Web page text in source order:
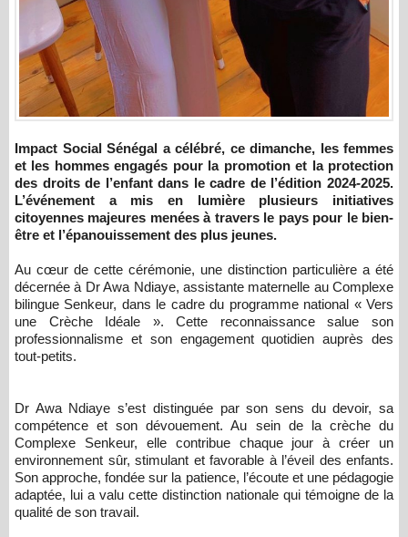
Impact Social Sénégal a célébré, ce dimanche, les femmes
et les hommes engagés pour la promotion et la protection
des droits de l’enfant dans le cadre de l’édition 2024-2025.
L’événement a mis en lumière plusieurs initiatives
citoyennes majeures menées à travers le pays pour le bien-
être et l’épanouissement des plus jeunes.
Au cœur de cette cérémonie, une distinction particulière a été
décernée à Dr Awa Ndiaye, assistante maternelle au Complexe
bilingue Senkeur, dans le cadre du programme national « Vers
une Crèche Idéale ». Cette reconnaissance salue son
professionnalisme et son engagement quotidien auprès des
tout-petits.
Dr Awa Ndiaye s’est distinguée par son sens du devoir, sa
compétence et son dévouement. Au sein de la crèche du
Complexe Senkeur, elle contribue chaque jour à créer un
environnement sûr, stimulant et favorable à l’éveil des enfants.
Son approche, fondée sur la patience, l’écoute et une pédagogie
adaptée, lui a valu cette distinction nationale qui témoigne de la
qualité de son travail.